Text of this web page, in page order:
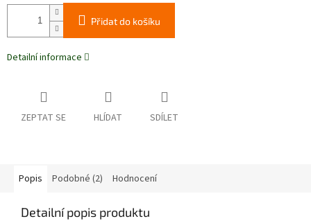
Přidat do košíku
Detailní informace
ZEPTAT SE HLÍDAT SDÍLET
Popis Podobné (2) Hodnocení
Detailní popis produktu